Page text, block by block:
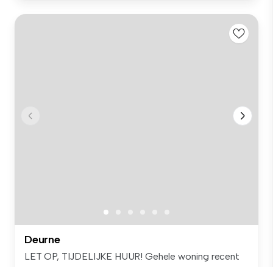
Deurne
LET OP, TIJDELIJKE HUUR! Gehele woning recent